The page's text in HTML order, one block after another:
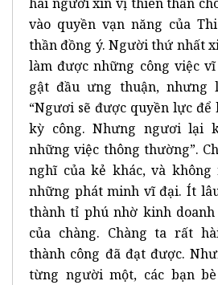
vào quyền vạn năng của
thần đồng ý. Người thứ nhất
làm được những công việc
gật đầu ưng thuận,
“Ngươi sẽ được quyền lực
kỳ công. Nhưng ngươi lại
những việc thông thường”.
nghĩ của kẻ khác, và
những phát minh vĩ đại. Ít
thành tỉ phú nhờ kinh
của chàng. Chàng ta rất
thành công đã đạt được.
từng người một, các bạn